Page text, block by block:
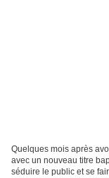
Quelques mois après
avec un nouveau titre
séduire le public et se